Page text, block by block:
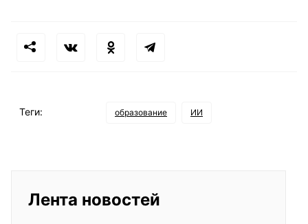
Теги: образование ИИ
Лента новостей